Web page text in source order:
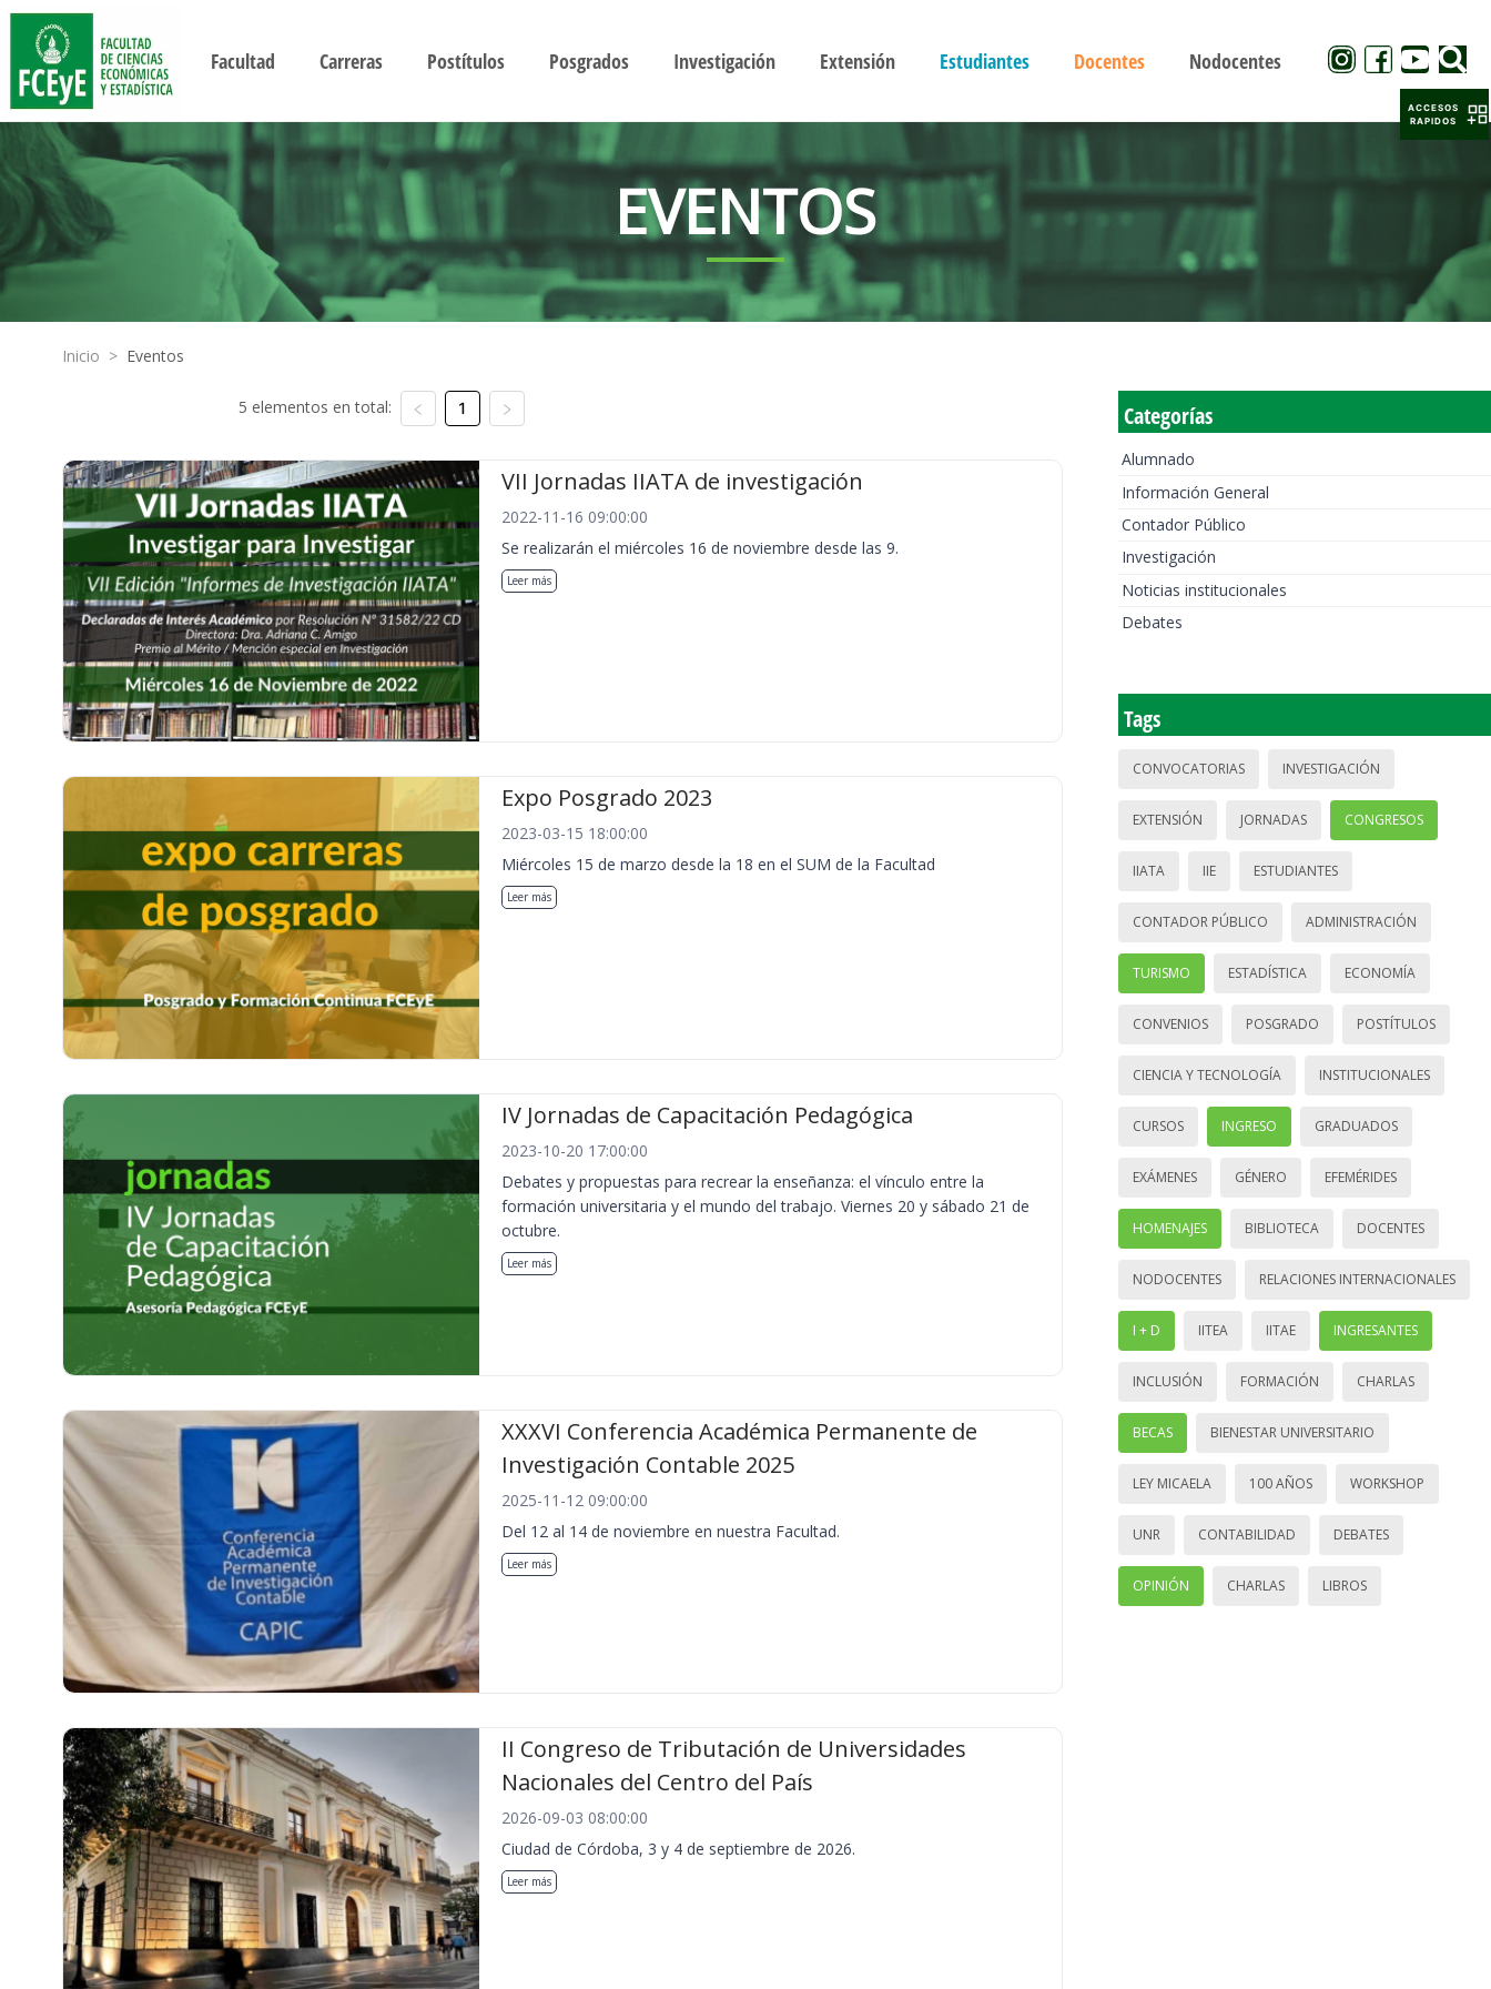
Facultad Carreras Postítulos Posgrados Investigación Extensión Estudiantes Docentes Nodocentes
EVENTOS
Inicio > Eventos
5 elementos en total: 1
VII Jornadas IIATA de investigación
2022-11-16 09:00:00
Se realizarán el miércoles 16 de noviembre desde las 9.
Leer más
Expo Posgrado 2023
2023-03-15 18:00:00
Miércoles 15 de marzo desde la 18 en el SUM de la Facultad
Leer más
IV Jornadas de Capacitación Pedagógica
2023-10-20 17:00:00
Debates y propuestas para recrear la enseñanza: el vínculo entre la
formación universitaria y el mundo del trabajo. Viernes 20 y sábado 21 de
octubre.
Leer más
XXXVI Conferencia Académica Permanente de
Investigación Contable 2025
2025-11-12 09:00:00
Del 12 al 14 de noviembre en nuestra Facultad.
Leer más
II Congreso de Tributación de Universidades
Nacionales del Centro del País
2026-09-03 08:00:00
Ciudad de Córdoba, 3 y 4 de septiembre de 2026.
Leer más
Categorías
Alumnado
Información General
Contador Público
Investigación
Noticias institucionales
Debates
Tags
CONVOCATORIAS INVESTIGACIÓN
EXTENSIÓN JORNADAS CONGRESOS
IIATA IIE ESTUDIANTES
CONTADOR PÚBLICO ADMINISTRACIÓN
TURISMO ESTADÍSTICA ECONOMÍA
CONVENIOS POSGRADO POSTÍTULOS
CIENCIA Y TECNOLOGÍA INSTITUCIONALES
CURSOS INGRESO GRADUADOS
EXÁMENES GÉNERO EFEMÉRIDES
HOMENAJES BIBLIOTECA DOCENTES
NODOCENTES RELACIONES INTERNACIONALES
I + D IITEA IITAE INGRESANTES
INCLUSIÓN FORMACIÓN CHARLAS
BECAS BIENESTAR UNIVERSITARIO
LEY MICAELA 100 AÑOS WORKSHOP
UNR CONTABILIDAD DEBATES
OPINIÓN CHARLAS LIBROS
ACCESOS
RAPIDOS